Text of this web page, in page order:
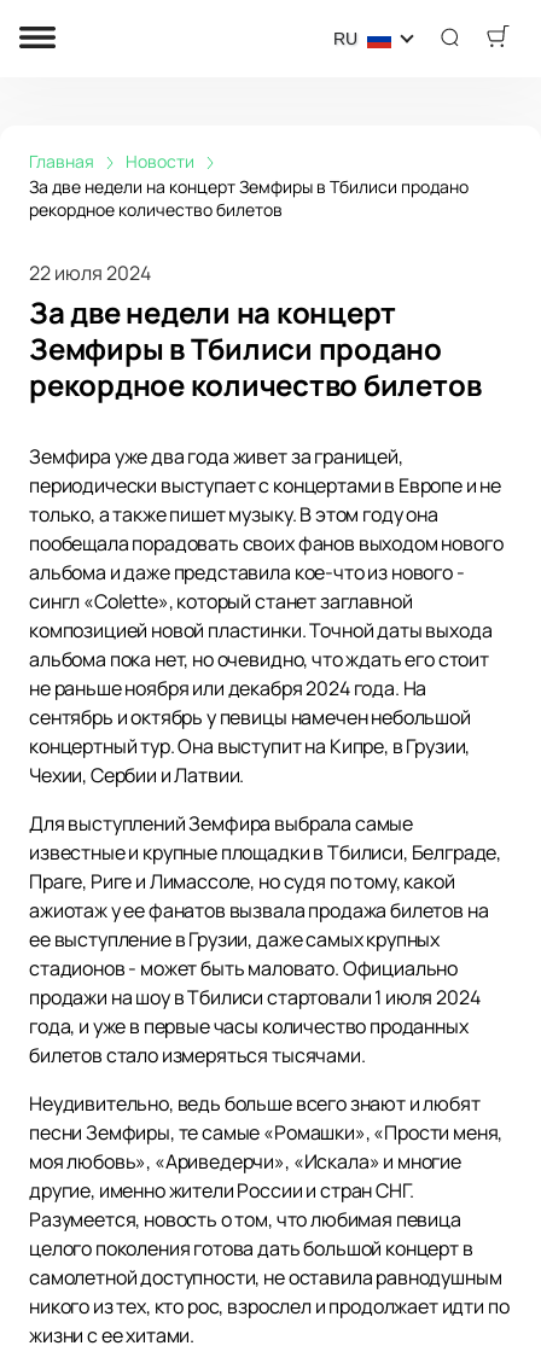
RU
Главная
Новости
За две недели на концерт Земфиры в Тбилиси продано
рекордное количество билетов
22 июля 2024
За две недели на концерт
Земфиры в Тбилиси продано
рекордное количество билетов
Земфира уже два года живет за границей,
периодически выступает с концертами в Европе и не
только, а также пишет музыку. В этом году она
пообещала порадовать своих фанов выходом нового
альбома и даже представила кое-что из нового -
сингл «Colette», который станет заглавной
композицией новой пластинки. Точной даты выхода
альбома пока нет, но очевидно, что ждать его стоит
не раньше ноября или декабря 2024 года. На
сентябрь и октябрь у певицы намечен небольшой
концертный тур. Она выступит на Кипре, в Грузии,
Чехии, Сербии и Латвии.
Для выступлений Земфира выбрала самые
известные и крупные площадки в Тбилиси, Белграде,
Праге, Риге и Лимассоле, но судя по тому, какой
ажиотаж у ее фанатов вызвала продажа билетов на
ее выступление в Грузии, даже самых крупных
стадионов - может быть маловато. Официально
продажи на шоу в Тбилиси стартовали 1 июля 2024
года, и уже в первые часы количество проданных
билетов стало измеряться тысячами.
Неудивительно, ведь больше всего знают и любят
песни Земфиры, те самые «Ромашки», «Прости меня,
моя любовь», «Ариведерчи», «Искала» и многие
другие, именно жители России и стран СНГ.
Разумеется, новость о том, что любимая певица
целого поколения готова дать большой концерт в
самолетной доступности, не оставила равнодушным
никого из тех, кто рос, взрослел и продолжает идти по
жизни с ее хитами.